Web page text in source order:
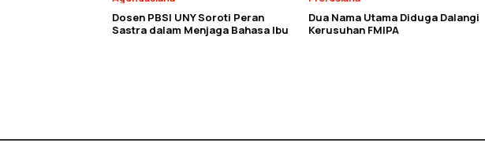
Dosen PBSI UNY Soroti Peran
Sastra dalam Menjaga Bahasa Ibu
Dua Nama Utama Diduga Dalangi
Kerusuhan FMIPA